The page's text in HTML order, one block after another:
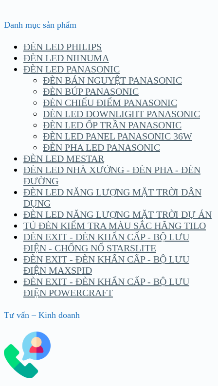
Danh mục sản phẩm
ĐÈN LED PHILIPS
ĐÈN LED NIINUMA
ĐÈN LED PANASONIC
ĐÈN BÁN NGUYỆT PANASONIC
ĐÈN BÚP PANASONIC
ĐÈN CHIẾU ĐIỂM PANASONIC
ĐÈN LED DOWNLIGHT PANASONIC
ĐÈN LED ỐP TRẦN PANASONIC
ĐÈN LED PANEL PANASONIC 36W
ĐÈN PHA LED PANASONIC
ĐÈN LED MESTAR
ĐÈN LED NHÀ XƯỞNG - ĐÈN PHA - ĐÈN
ĐƯỜNG
ĐÈN LED NĂNG LƯỢNG MẶT TRỜI DÂN
DỤNG
ĐÈN LED NĂNG LƯỢNG MẶT TRỜI DỰ ÁN
TỦ ĐÈN KIỂM TRA MÀU SẮC HÃNG TILO
ĐÈN EXIT - ĐÈN KHẨN CẤP - BỘ LƯU
ĐIỆN - CHỐNG NỔ STARSLITE
ĐÈN EXIT - ĐÈN KHẨN CẤP - BỘ LƯU
ĐIỆN MAXSPID
ĐÈN EXIT - ĐÈN KHẨN CẤP - BỘ LƯU
ĐIỆN POWERCRAFT
Tư vấn – Kinh doanh